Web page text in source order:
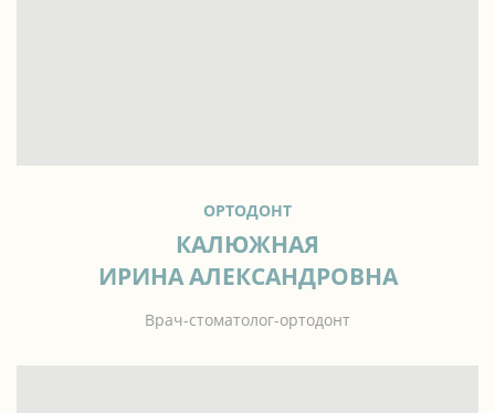
ОРТОДОНТ
КАЛЮЖНАЯ
ИРИНА АЛЕКСАНДРОВНА
Врач-стоматолог-ортодонт